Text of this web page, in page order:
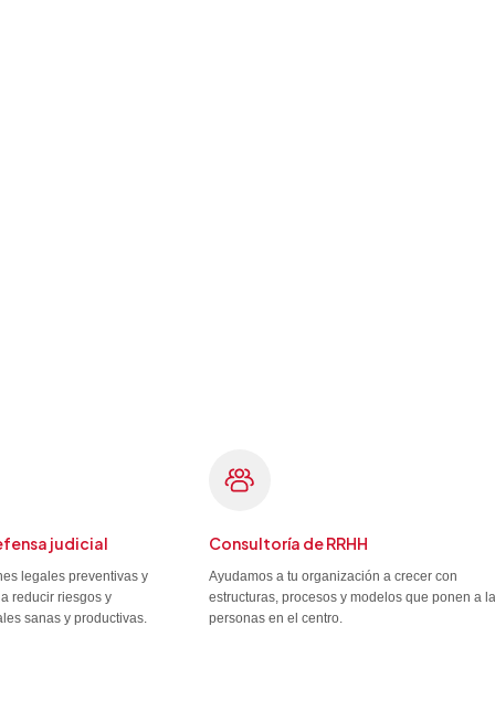
judicial
legales preventivas y
reducir riesgos y
sanas y productivas.
Consultoría de RRHH
Ayudamos a tu organización a crecer con
estructuras, procesos y modelos que ponen a
personas en el centro.